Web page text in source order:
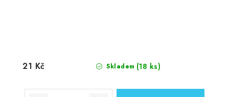
Skladem (18 ks)
21 Kč